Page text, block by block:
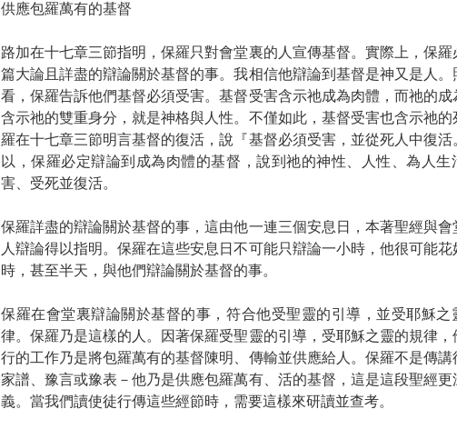
供應包羅萬有的基督
路加在十七章三節指明，保羅只對會堂裏的人宣傳基督。實際上，保羅
篇大論且詳盡的辯論關於基督的事。我相信他辯論到基督是神又是人。
看，保羅告訴他們基督必須受害。基督受害含示祂成為肉體，而祂的成
含示祂的雙重身分，就是神格與人性。不僅如此，基督受害也含示祂的
羅在十七章三節明言基督的復活，說『基督必須受害，並從死人中復活
以，保羅必定辯論到成為肉體的基督，說到祂的神性、人性、為人生
害、受死並復活。
保羅詳盡的辯論關於基督的事，這由他一連三個安息日，本著聖經與會
人辯論得以指明。保羅在這些安息日不可能只辯論一小時，他很可能花
時，甚至半天，與他們辯論關於基督的事。
保羅在會堂裏辯論關於基督的事，符合他受聖靈的引導，並受耶穌之
律。保羅乃是這樣的人。因著保羅受聖靈的引導，受耶穌之靈的規律，
行的工作乃是將包羅萬有的基督陳明、傳輸並供應給人。保羅不是傳講
家譜、豫言或豫表－他乃是供應包羅萬有、活的基督，這是這段聖經更
義。當我們讀使徒行傳這些經節時，需要這樣來研讀並查考。